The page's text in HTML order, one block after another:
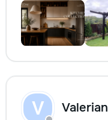
V Valerian